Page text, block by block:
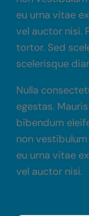
eu urna vitae
vel auctor nisi.
tortor. Sed
scelerisque
Nulla
egestas.
bibendum
non
eu urna vitae
vel auctor nisi.